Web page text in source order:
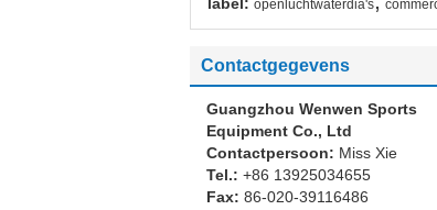
openluchtwaterdia's
Contactgegevens
Guangzhou Wenwen Sports
Equipment Co., Ltd
Contactpersoon: Miss Xie
Tel.: +86 13925034655
Fax: 86-020-39116486